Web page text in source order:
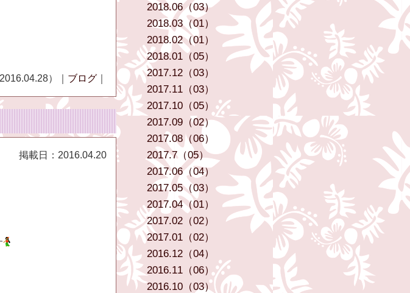
）｜ ブログ
掲載日： 2016.04.20
2018.06（03）
2018.03（01）
2018.02（01）
2018.01（05）
2017.12（03）
2017.11（03）
2017.10（05）
2017.09（02）
2017.08（06）
2017.7（05）
2017.06（04）
2017.05（03）
2017.04（01）
2017.02（02）
2017.01（02）
2016.12（04）
2016.11（06）
2016.10（03）